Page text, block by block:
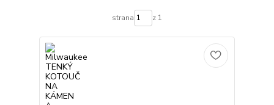
strana z 1